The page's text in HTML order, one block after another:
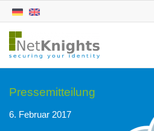
Pressemitteilung
6. Februar 2017